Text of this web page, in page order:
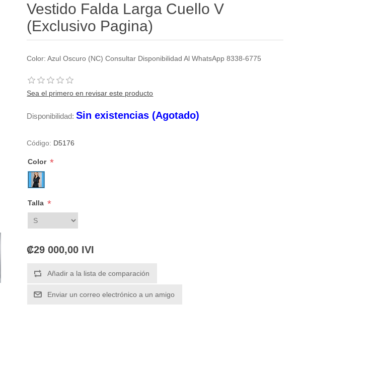
Vestido Falda Larga Cuello V
(Exclusivo Pagina)
Color: Azul Oscuro (NC) Consultar Disponibilidad Al WhatsApp 8338-6775
Sea el primero en revisar este producto
Disponibilidad: Sin existencias (Agotado)
Código: D5176
Color *
Talla *
₡29 000,00 IVI